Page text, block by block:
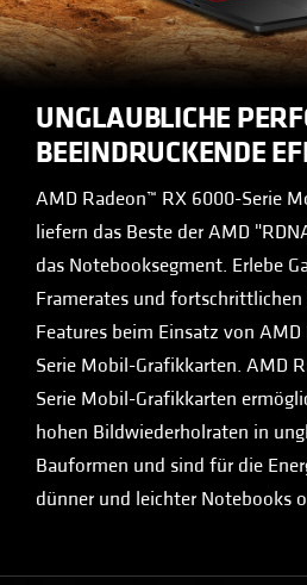
UNGLAUBLICHE
BEEINDRUCKENDE
AMD Radeon™ RX 6000-Serie
liefern das Beste der AMD
das Notebooksegment. Erlebe
Framerates und
Features beim Einsatz von
Serie Mobil-Grafikkarten. AMD
Serie Mobil-Grafikkarten
hohen Bildwiederholraten in
Bauformen und sind für die
dünner und leichter Notebooks